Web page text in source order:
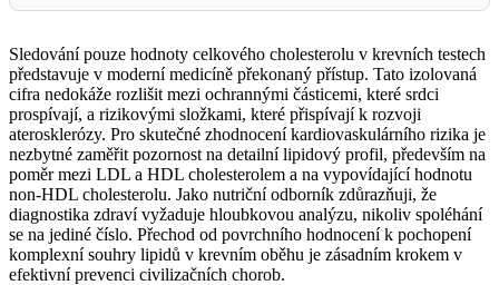
Sledování pouze hodnoty celkového cholesterolu v krevních testech
představuje v moderní medicíně překonaný přístup. Tato izolovaná
cifra nedokáže rozlišit mezi ochrannými částicemi, které srdci
prospívají, a rizikovými složkami, které přispívají k rozvoji
aterosklerózy. Pro skutečné zhodnocení kardiovaskulárního rizika je
nezbytné zaměřit pozornost na detailní lipidový profil, především na
poměr mezi LDL a HDL cholesterolem a na vypovídající hodnotu
non-HDL cholesterolu. Jako nutriční odborník zdůrazňuji, že
diagnostika zdraví vyžaduje hloubkovou analýzu, nikoliv spoléhání
se na jediné číslo. Přechod od povrchního hodnocení k pochopení
komplexní souhry lipidů v krevním oběhu je zásadním krokem v
efektivní prevenci civilizačních chorob.